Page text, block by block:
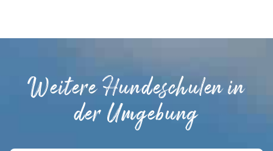
Weitere Hundeschulen in
der Umgebung